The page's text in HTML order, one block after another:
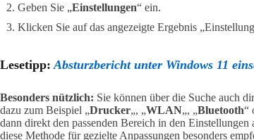
Geben Sie „Einstellungen“ ein.
Klicken Sie auf das angezeigte Ergebnis
Lesetipp: Absturzbericht unter Windows 11
Besonders nützlich: Sie können über die Suche auch
dazu zum Beispiel „Drucker„, „WLAN„, „Bluetooth“
dann direkt den passenden Bereich in den
diese Methode für gezielte Anpassungen besonders